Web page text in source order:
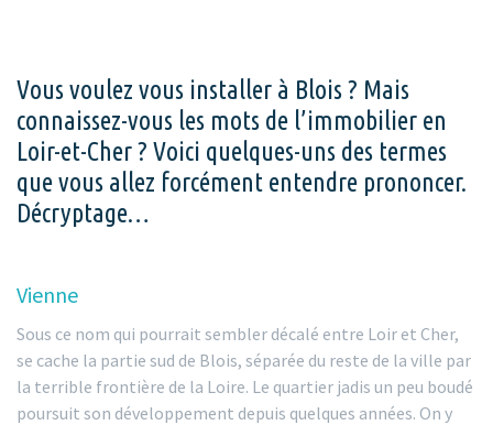
Vous voulez vous installer à Blois ? Mais
connaissez-vous les mots de l’immobilier en
Loir-et-Cher ? Voici quelques-uns des termes
que vous allez forcément entendre prononcer.
Décryptage…
Vienne
Sous ce nom qui pourrait sembler décalé entre Loir et Cher,
se cache la partie sud de Blois, séparée du reste de la ville par
la terrible frontière de la Loire. Le quartier jadis un peu boudé
poursuit son développement depuis quelques années. On y